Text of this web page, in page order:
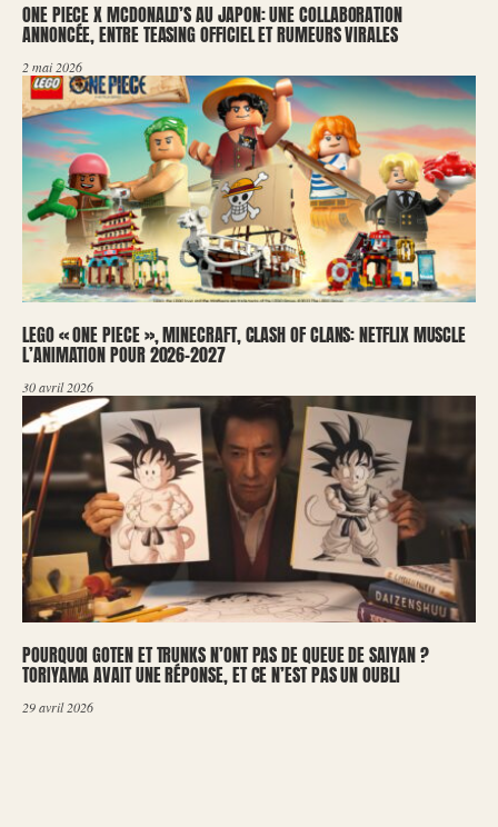
ONE PIECE X MCDONALD’S AU JAPON: UNE COLLABORATION
ANNONCÉE, ENTRE TEASING OFFICIEL ET RUMEURS VIRALES
2 mai 2026
LEGO « ONE PIECE », MINECRAFT, CLASH OF CLANS: NETFLIX MUSCLE
L’ANIMATION POUR 2026-2027
30 avril 2026
POURQUOI GOTEN ET TRUNKS N’ONT PAS DE QUEUE DE SAIYAN ?
TORIYAMA AVAIT UNE RÉPONSE, ET CE N’EST PAS UN OUBLI
29 avril 2026